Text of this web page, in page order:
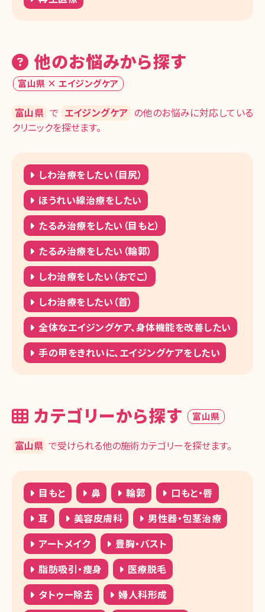
他のお悩みから探す
富山県 × エイジングケア
富山県 で エイジングケア の他のお悩みに対応している
クリニックを探せます。
しわ治療をしたい（目尻）
ほうれい線治療をしたい
たるみ治療をしたい（目もと）
たるみ治療をしたい（輪郭）
しわ治療をしたい（おでこ）
しわ治療をしたい（首）
全体なエイジングケア、身体機能を改善したい
手の甲をきれいに、エイジングケアをしたい
カテゴリーから探す 富山県
富山県 で受けられる他の施術カテゴリーを探せます。
目もと 鼻 輪郭
口もと・唇
耳
美容皮膚科
男性器・包茎治療
アートメイク
豊胸・バスト
脂肪吸引・痩身
医療脱毛
タトゥー除去
婦人科形成